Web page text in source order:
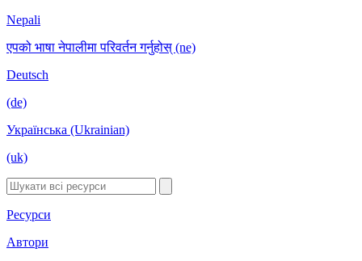
Nepali
एपको भाषा नेपालीमा परिवर्तन गर्नुहोस् (ne)
Deutsch
(de)
Українська (Ukrainian)
(uk)
Ресурси
Автори